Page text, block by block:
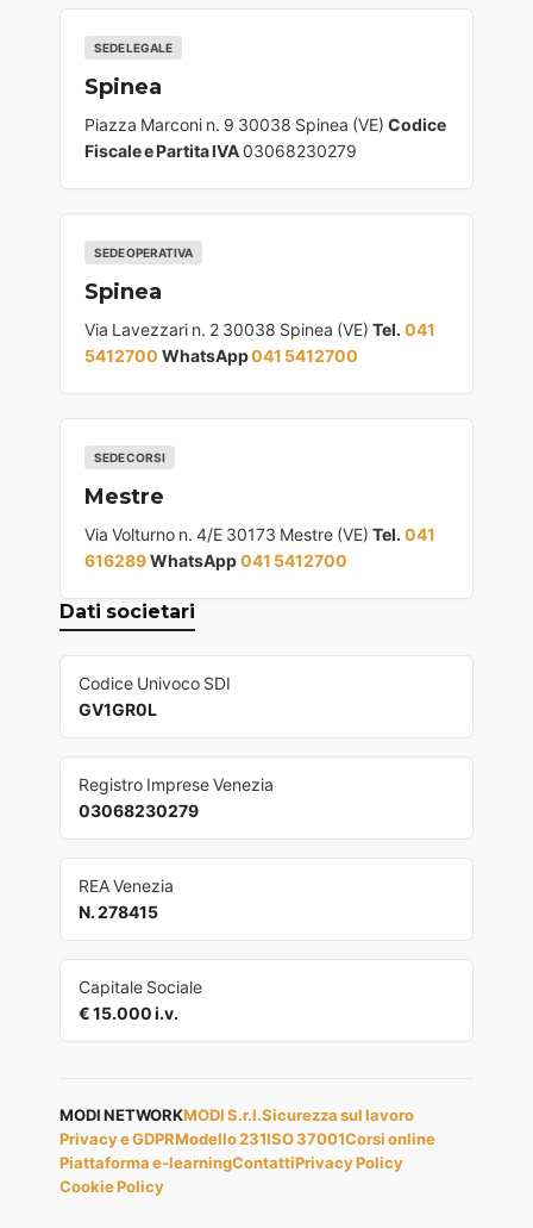
SEDE LEGALE
Spinea
Piazza Marconi n. 9 30038 Spinea (VE) Codice
Fiscale e Partita IVA03068230279
SEDE OPERATIVA
Spinea
Via Lavezzari n. 2 30038 Spinea (VE) Tel. 041
5412700 WhatsApp041 5412700
SEDE CORSI
Mestre
Via Volturno n. 4/E 30173 Mestre (VE) Tel. 041
616289WhatsApp041 5412700
Dati societari
Codice Univoco SDI
GV1GR0L
Registro Imprese Venezia
03068230279
REA Venezia
N. 278415
Capitale Sociale
€ 15.000 i.v.
MODI NETWORKMODI S.r.l.Sicurezza sul lavoro
Privacy e GDPRModello 231ISO 37001Corsi online
Piattaforma e-learningContattiPrivacy Policy
Cookie Policy